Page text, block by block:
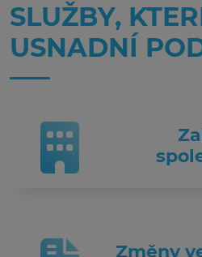
SLUŽBY,
USNADNÍ
Změny